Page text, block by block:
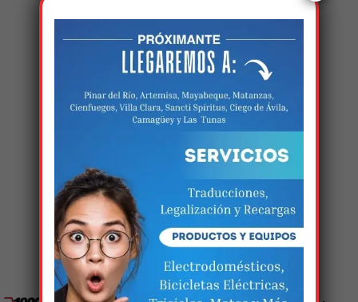
Estamos trabalhando
nisso!
Em breve, esta página estará
disponível com novidades
incríveis. Agradecemos pela
paciência e compreensão.